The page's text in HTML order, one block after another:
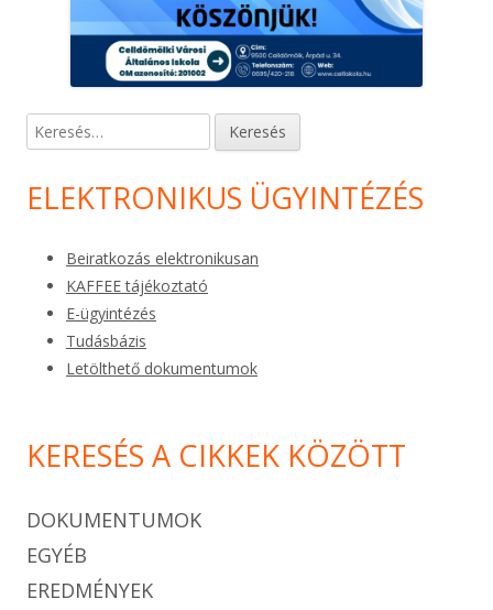
Keresés:
ELEKTRONIKUS ÜGYINTÉZÉS
Beiratkozás elektronikusan
KAFFEE tájékoztató
E-ügyintézés
Tudásbázis
Letölthető dokumentumok
KERESÉS A CIKKEK KÖZÖTT
DOKUMENTUMOK
EGYÉB
EREDMÉNYEK